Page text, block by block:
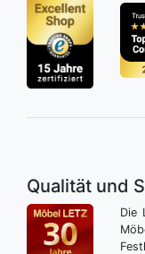
Qualität und
Die